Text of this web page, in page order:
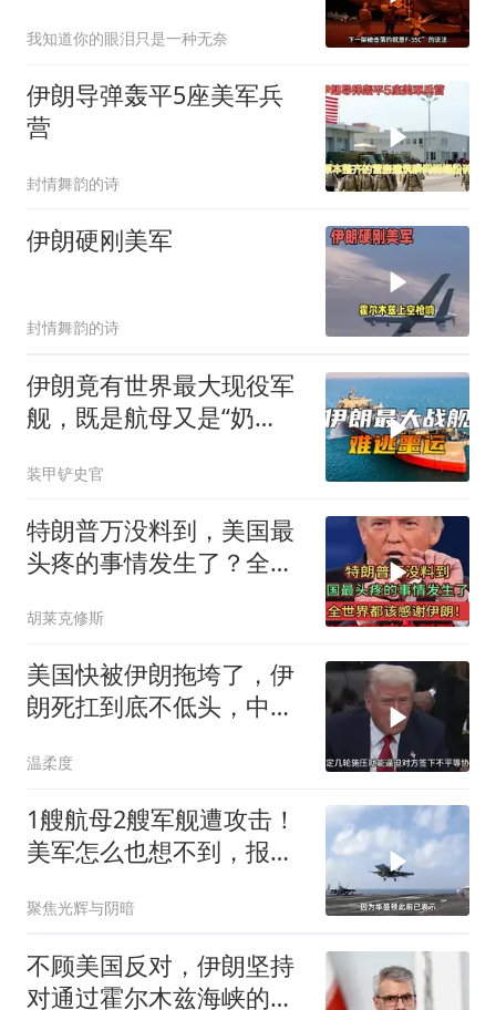
我知道你的眼泪只是一种无奈
伊朗导弹轰平5座美军兵
营
封情舞韵的诗
伊朗硬刚美军
封情舞韵的诗
伊朗竟有世界最大现役军
舰，既是航母又是“奶
装甲铲史官
特朗普万没料到，美国最
头疼的事情发生了？全世
胡莱克修斯
美国快被伊朗拖垮了，伊
朗死扛到底不低头，中国
温柔度
1艘航母2艘军舰遭攻击！
美军怎么也想不到，报复
聚焦光辉与阴暗
不顾美国反对，伊朗坚持
对通过霍尔木兹海峡的货